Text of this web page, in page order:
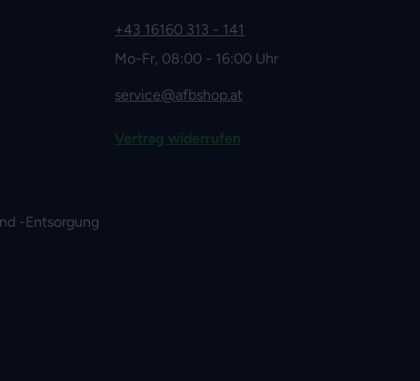
-Entsorgung
+43 16160 313 - 141
Mo-Fr, 08:00 - 16:00 Uhr
service@afbshop.at
Vertrag widerrufen